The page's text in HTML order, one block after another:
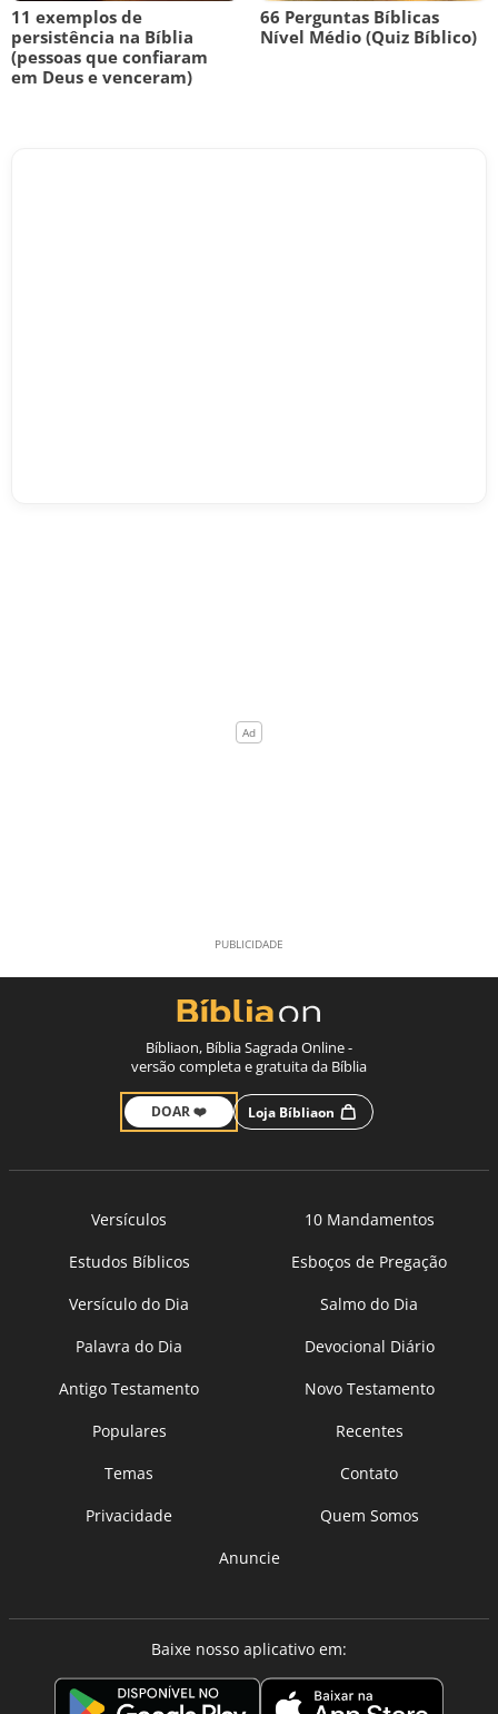
11 exemplos de
persistência na Bíblia
(pessoas que confiaram
em Deus e venceram)
66 Perguntas Bíblicas
Nível Médio (Quiz Bíblico)
Bíbliaon, Bíblia Sagrada Online -
versão completa e gratuita da Bíblia
DOAR ❤️ Loja Bíbliaon
Versículos
10 Mandamentos
Estudos Bíblicos
Esboços de Pregação
Versículo do Dia
Salmo do Dia
Palavra do Dia
Devocional Diário
Antigo Testamento
Novo Testamento
Populares
Recentes
Temas
Contato
Privacidade
Quem Somos
Anuncie
Baixe nosso aplicativo em: